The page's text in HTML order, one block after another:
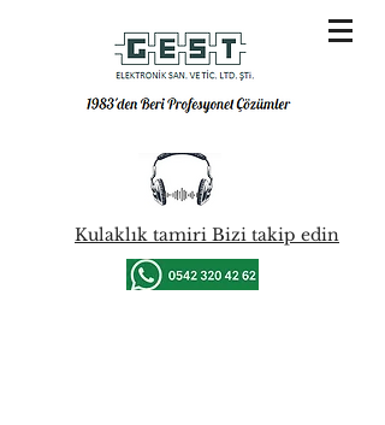
Kulaklık tamiri Bizi takip edin